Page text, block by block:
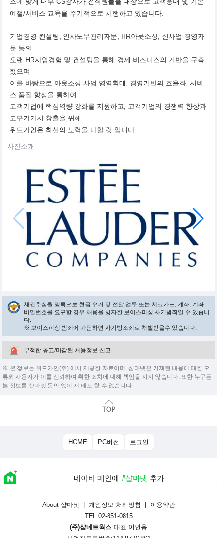
즈에 맞게 내부 CS강사가 전직원들을 대상으로 고객응대 및 기본
예절/서비스 교육을 주기적으로 시행하고 있습니다.
기업경영 컨설팅, 인사노무관리자문, HR아웃소싱, 신사업 경영자
문 등의
오랜 HR사업경험 및 컨설팅을 통해 경제 비즈니스의 기반을 구축
했으며,
이를 바탕으로 아웃소싱 사업 영역확대, 경영기반의 효율화, 서비
스 품질 향상을 통하여
고객기업에 핵심역량 강화를 지원하고, 고객기업의 경쟁력 향상과
고부가가치 창출을 위해
위드가인은 최선의 노력을 다할 것 입니다.
사진소개
채권추심을 명목으로 현금 수거 및 전달 업무 또는 체크카드, 계좌, 계좌
비밀번호를 요구할 경우 채용을 빙자한 보이스피싱 사기범죄일 수 있습니
다.
※ 보이스피싱 범죄에 가담하면 사기방조죄로 처벌받을수 있습니다.
부적합 공고/마감된 채용정보 신고
※ 본 정보는 위드가인(주) 에서 제공한 자료이며, 샵마넷은 기재된 내용에 대한 오
류와 사용자가 이를 신뢰하여 취한 조치에 대해 책임을 지지 않습니다. 또한 누구든
본 정보를 샵마넷 동의 없이 재 배포 할 수 없습니다.
HOME PC버전 로그인
네이버 메인에 #샵마넷 추가
About 샵마넷 개인정보 처리방침
이용약관
TEL:02-851-0815
(주)샵네트웍스 대표 이인용